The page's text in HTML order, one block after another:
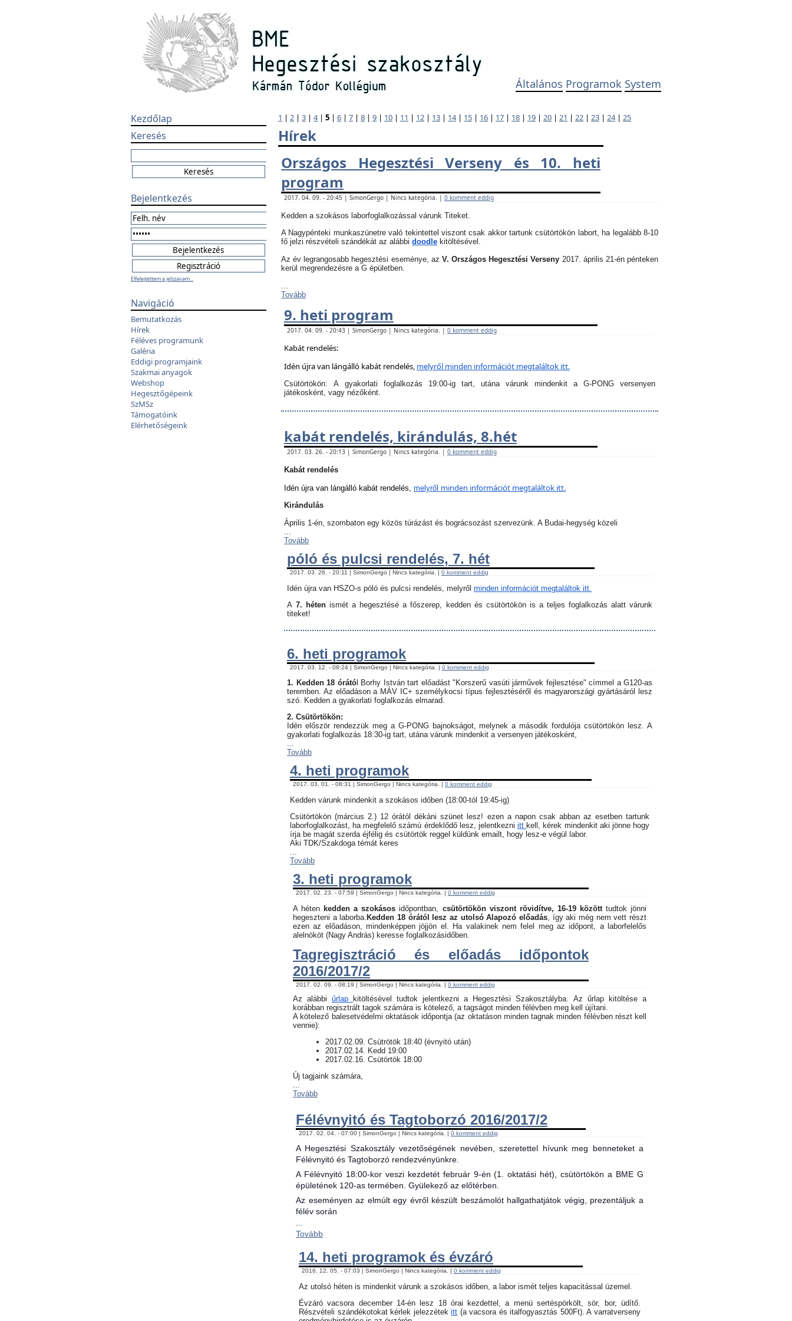
Általános Programok System
Kezdőlap
Keresés
Bejelentkezés
Elfelejtettem a jelszavam...
Navigáció
Bemutatkozás
Hírek
Féléves programunk
Galéria
Eddigi programjaink
Szakmai anyagok
Webshop
Hegesztőgépeink
SzMSz
Támogatóink
Elérhetőségeink
1 | 2 | 3 | 4| 5 | 6 | 7 | 8 | 9 | 10 | 11 | 12 | 13 | 14| 15 | 16 | 17 | 18 | 19 | 20 | 21 | 22 | 23 | 24| 25
Hírek
Országos Hegesztési Verseny és 10. heti
program
2017. 04. 09. - 20:45 | SimonGergo | Nincs kategória. | 0 komment eddig
Kedden a szokásos laborfoglalkozással várunk Titeket.
A Nagypénteki munkaszünetre való tekintettel viszont csak akkor tartunk csütörtökön labort, ha legalább 8-10
fő jelzi részvételi szándékát az alábbi doodle kitöltésével.
Az év legrangosabb hegesztési eseménye, az V. Országos Hegesztési Verseny 2017. április 21-én pénteken
kerül megrendezésre a G épületben.
...
Tovább
9. heti program
2017. 04. 09. - 20:43 | SimonGergo | Nincs kategória. | 0 komment eddig
Kabát rendelés:
Idén újra van lángálló kabát rendelés, melyről minden információt megtaláltok itt.
Csütörtökön: A gyakorlati foglalkozás 19:00-ig tart, utána várunk mindenkit a G-PONG versenyen
játékosként, vagy nézőként.
kabát rendelés, kirándulás, 8.hét
2017. 03. 26. - 20:13 | SimonGergo | Nincs kategória. | 0 komment eddig
Kabát rendelés
Idén újra van lángálló kabát rendelés, melyről minden információt megtaláltok itt.
Kirándulás
Április 1-én, szombaton egy közös túrázást és bográcsozást szervezünk. A Budai-hegység közeli
...
Tovább
póló és pulcsi rendelés, 7. hét
2017. 03. 26. - 20:11 | SimonGergo | Nincs kategória. | 0 komment eddig
Idén újra van HSZO-s póló és pulcsi rendelés, melyről minden információt megtaláltok itt.
A7. hétenismét a hegesztésé a főszerep, kedden és csütörtökön is a teljes foglalkozás alatt várunk
titeket!
6. heti programok
2017. 03. 12. - 08:24 | SimonGergo | Nincs kategória. | 0 komment eddig
1. Kedden 18 órától Borhy István tart előadást "Korszerű vasúti járművek fejlesztése" címmel a G120-as
teremben. Az előadáson a MÁV IC+ személykocsi típus fejlesztéséről és magyarországi gyártásáról lesz
szó. Kedden a gyakorlati foglalkozás elmarad.
2. Csütörtökön:
Idén először rendezzük meg a G-PONG bajnokságot, melynek a második fordulója csütörtökön lesz. A
gyakorlati foglalkozás 18:30-ig tart, utána várunk mindenkit a versenyen játékosként,
...
Tovább
4. heti programok
2017. 03. 01. - 08:31 | SimonGergo | Nincs kategória. | 0 komment eddig
Kedden várunk mindenkit a szokásos időben (18:00-tól 19:45-ig)
Csütörtökön (március 2.) 12 órától dékáni szünet lesz! ezen a napon csak abban az esetben tartunk
laborfoglalkozást, ha megfelelő számú érdeklődő lesz, jelentkezniitt kell, kérek mindenkit aki jönne hogy
írja be magát szerda éjfélig és csütörtök reggel küldünk emailt, hogy lesz-e végül labor.
Aki TDK/Szakdoga témát keres
Tovább
3. heti programok
2017. 02. 23. - 07:59 | SimonGergo | Nincs kategória. | 0 komment eddig
A héten kedden a szokásos időpontban, csütörtökön viszont rövidítve, 16-19 között tudtok jönni
hegeszteni a laborba.Kedden 18 órától lesz az utolsó Alapozó előadás , így aki még nem vett részt
ezen az előadáson, mindenképpen jöjjön el. Ha valakinek nem felel meg az időpont, a laborfelelős
alelnököt (Nagy András) keresse foglalkozásidőben.
Tagregisztráció és előadás időpontok
2016/2017/2
2017. 02. 09. - 08:19 | SimonGergo | Nincs kategória. | 0 komment eddig
Az alábbi űrlap
kitöltésével tudtok jelentkezni a Hegesztési Szakosztályba. Az űrlap kitöltése a
korábban regisztrált tagok számára is kötelező, a tagságot minden félévben meg kell újítani.
​A kötelező balesetvédelmi oktatások időpontja (az oktatáson minden tagnak minden félévben részt kell
vennie):
​2017.02.09. Csütrötök 18:40 (évnyitó után)
2017.02.14. Kedd 19:00
2017.02.16. Csütörtök 18:00
Új tagjaink számára,
...
Tovább
Félévnyitó és Tagtoborzó 2016/2017/2
2017. 02. 04. - 07:00 | SimonGergo | Nincs kategória. | 0 komment eddig
A Hegesztési Szakosztály vezetőségének nevében, szeretettel hívunk meg benneteket a
Félévnyitó és Tagtoborzó rendezvényünkre.
A Félévnyitó 18:00-kor veszi kezdetét február 9-én (1. oktatási hét), csütörtökön a BME G
épületének 120-as termében. Gyülekező az előtérben.
Az eseményen az elmúlt egy évről készült beszámolót hallgathatjátok végig, prezentáljuk a
félév során
...
Tovább
14. heti programok és évzáró
2016. 12. 05. - 07:03 | SimonGergo | Nincs kategória. | 0 komment eddig
Az utolsó héten is mindenkit várunk a szokásos időben, a labor ismét teljes kapacitással üzemel.
Évzáró vacsora december 14-én lesz 18 órai kezdettel, a menü sertéspörkölt, sör, bor, üdítő.
Részvételi szándékotokat kérlek jelezzétekitt (a vacsora és italfogyasztás 500Ft). A varratverseny